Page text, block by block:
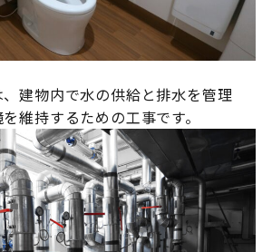
建物内で水の供給と排水を管理
維持するための工事です。